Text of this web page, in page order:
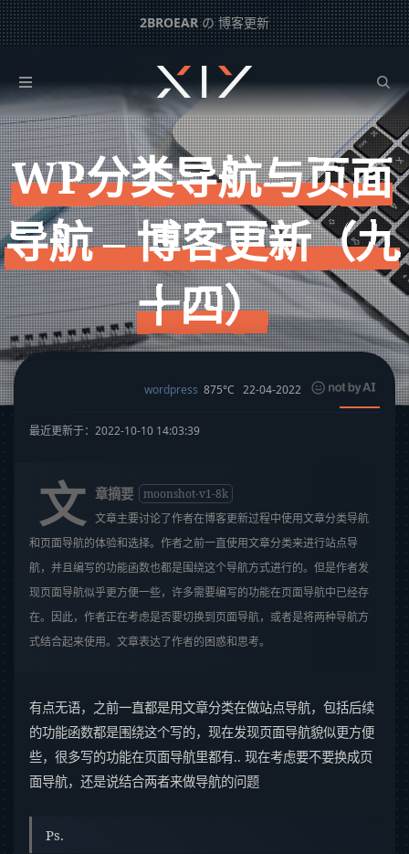
2BROEARの 博客更新
WP分类导航与页面导航 – 博客更新（九十四）
下一篇：WP Hook 更新页面/分类无限循环等问题 – 博客更新（九十三）
WP分类导航与页面
导航 – 博客更新（九
十四）
wordpress 875°C 22-04-2022
最近更新于：2022-10-10 14:03:39
文 章摘要
moonshot-v1-8k
文章主要讨论了作者在博客更新过程中使用文章分类导航
和页面导航的体验和选择。作者之前一直使用文章分类来进行站点导
航，并且编写的功能函数也都是围绕这个导航方式进行的。但是作者发
现页面导航似乎更方便一些，许多需要编写的功能在页面导航中已经存
在。因此，作者正在考虑是否要切换到页面导航，或者是将两种导航方
式结合起来使用。文章表达了作者的困惑和思考。
有点无语，之前一直都是用文章分类在做站点导航，包括后续
的功能函数都是围绕这个写的，现在发现页面导航貌似更方便
些，很多写的功能在页面导航里都有.. 现在考虑要不要换成页
面导航，还是说结合两者来做导航的问题
Ps.